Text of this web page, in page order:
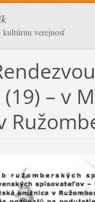
verejnosť
– v